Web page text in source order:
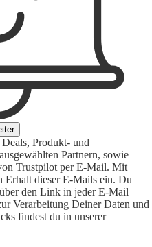
Produkt- und
Partnern, sowie
Trustpilot per E-Mail. Mit
dieser E-Mails ein. Du
den Link in jeder E-Mail
Verarbeitung Deiner Daten und
findest du in unserer